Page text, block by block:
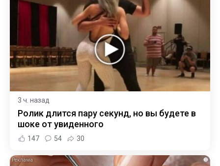
3 ч. назад
Ролик длится пару секунд, но вы будете в
шоке от увиденного
147 54 30
i